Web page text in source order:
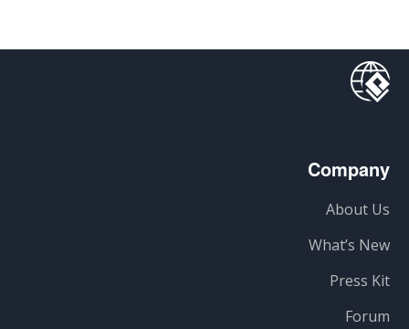
Company
About Us
What’s New
Press Kit
Forum